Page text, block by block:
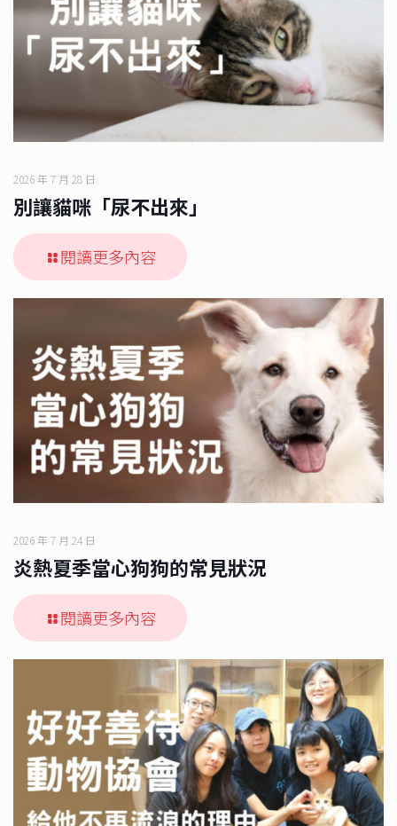
2026 年 7 月 28 日
別讓貓咪「尿不出來」
閱讀更多內容
2026 年 7 月 24 日
炎熱夏季當心狗狗的常見狀況
閱讀更多內容